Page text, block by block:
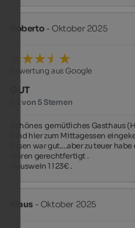
Roberto- Oktober 2025
Bewertung aus Google
GUT
3,2 von 5 Sternen
Schönes  gemütliches Gasthaus
Sind hier zum Mittagessen
Essen war gut....aber zu teuer
wären gerechtfertigt .
Hauswein 1 l 23€ .
Klaus - Oktober 2025